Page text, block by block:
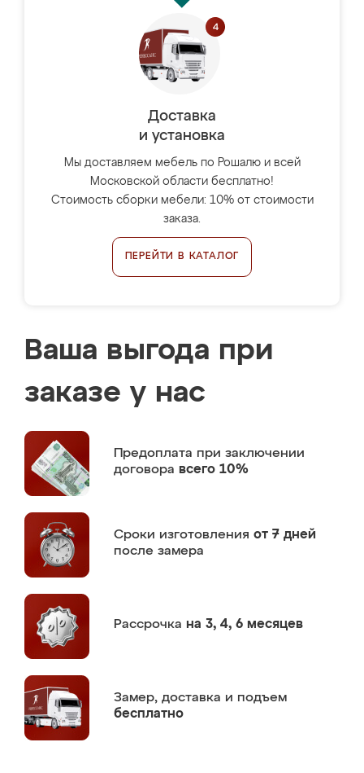
Доставка
и установка
Мы доставляем мебель по Рошалю и всей
Московской области бесплатно!
Стоимость сборки мебели: 10% от стоимости
заказа.
ПЕРЕЙТИ В КАТАЛОГ
Ваша выгода при
заказе у нас
Предоплата при заключении
договора всего 10%
Сроки изготовления от 7 дней
после замера
Рассрочка на 3, 4, 6 месяцев
Замер, доставка и подъем
бесплатно